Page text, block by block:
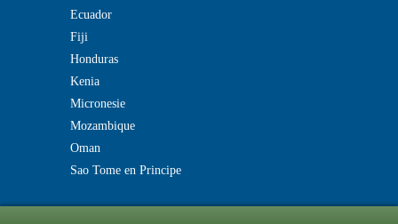
Ecuador
Fiji
Honduras
Kenia
Micronesie
Mozambique
Oman
Sao Tome en Principe